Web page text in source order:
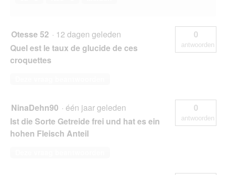
Otesse 52 · 12 dagen geleden
Quel est le taux de glucide de ces
croquettes
0
antwoorden
NinaDehn90 · één jaar geleden
Ist die Sorte Getreide frei und hat es ein
hohen Fleisch Anteil
0
antwoorden